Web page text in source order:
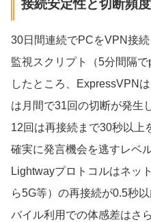
接続安定性と切断頻
30日間連続でPCをVPN接
監視スクリプト（5分間隔
したところ、ExpressVPN
は月間で31回の切断が発生
12回は再接続まで30秒以上
確実に発言機会を逃すレベ
Lightwayプロトコルはネッ
ら5G等）の再接続が0.5秒
バイル利用での体感差はさ